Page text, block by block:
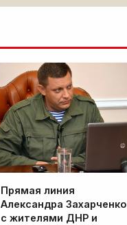
Прямая линия
Александра Захарченко
с жителями ДНР и